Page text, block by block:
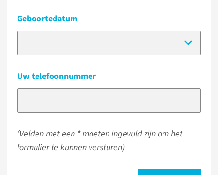
Geboortedatum
Uw telefoonnummer
(Velden met een * moeten ingevuld zijn om het
formulier te kunnen versturen)